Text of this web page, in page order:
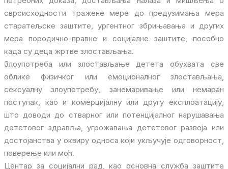
сврсисходности тражене мере до предузимања мера
старатељске заштите, ургентног збрињавања и других
мера породично-правне и социјалне заштите, посебно
када су деца жртве злостављања.
Злоупотреба или злостављање детета обухвата све
облике физичког или емоционалног злостављања,
сексуалну злоупотребу, занемаривање или немаран
поступак, као и комерцијалну или другу експлоатацију,
што доводи до стварног или потенцијалног нарушавања
дететовог здравља, угрожавања дететовог развоја или
достојанства у оквиру односа који укључује одговорност,
поверење или моћ.
Центар за социјални рад, као основна служба заштите